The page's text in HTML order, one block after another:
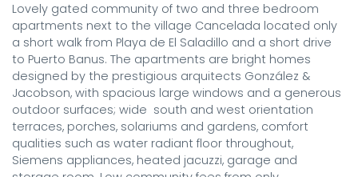
Lovely gated community of two and three bedroom
apartments next to the village Cancelada located only
a short walk from Playa de El Saladillo and a short drive
to Puerto Banus. The apartments are bright homes
designed by the prestigious arquitects González &
Jacobson, with spacious large windows and a generous
outdoor surfaces; wide  south and west orientation
terraces, porches, solariums and gardens, comfort
qualities such as water radiant floor throughout,
Siemens appliances, heated jacuzzi, garage and